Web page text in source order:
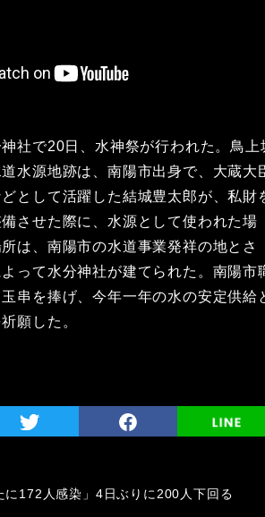
社で20日、水神祭が行われた。鳥上
水源地跡は、南陽市出身で、大蔵大
として活躍した結城豊太郎が、私財
させた際に、水源として使われた場
は、南陽市の水道事業発祥の地とさ
って水分神社が建てられた。南陽市
串を捧げ、今年一年の水の安定供給
願した。
に172人感染」4日ぶりに200人下回る